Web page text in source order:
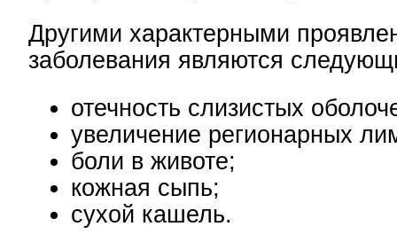
Другими характерными
заболевания являются
отечность слизистых
увеличение регионарных
боли в животе;
кожная сыпь;
сухой кашель.